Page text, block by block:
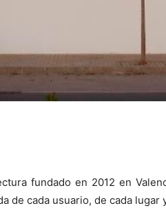
fundado en 2012 en
de cada usuario, de cada lugar